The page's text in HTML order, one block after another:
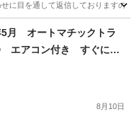
に目を通して返信しております
車両
月 オートマチックトラ
エアコン付き すぐに運
8月10日